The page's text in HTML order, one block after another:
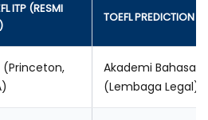
ITP (RESMI
TOEFL PREDICTION
(Princeton,
Akademi Bahasa
(Lembaga Legal)